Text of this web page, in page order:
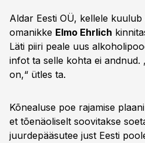
Aldar Eesti OÜ, kellele
omanikke Elmo Ehrlich
Läti piiri peale uus
infot ta selle kohta ei andnud.
on,“ ütles ta.
Kõnealuse poe rajamise
et tõenäoliselt soovitakse
juurdepääsutee just Eesti